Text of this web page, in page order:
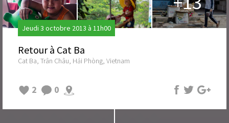
Jeudi 3 octobre 2013 à 11h00
Retour à Cat Ba
Cat Ba, Trân Châu, Hải Phòng, Vietnam
2 0